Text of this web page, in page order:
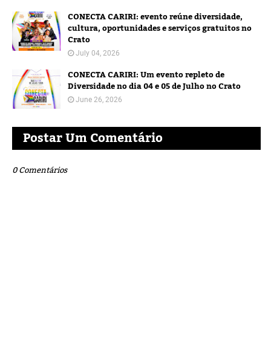
CONECTA CARIRI: evento reúne diversidade,
cultura, oportunidades e serviços gratuitos no
Crato
July 04, 2026
CONECTA CARIRI: Um evento repleto de
Diversidade no dia 04 e 05 de Julho no Crato
June 26, 2026
Postar Um Comentário
0 Comentários